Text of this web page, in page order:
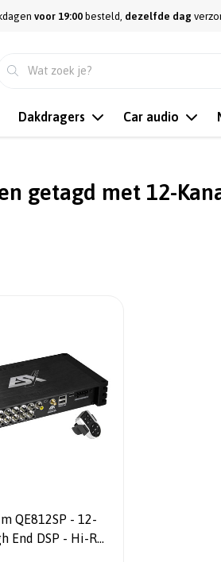
voor 19:00 besteld, dezelfde dag
Dakdragers Car audio
getagd met 12-
QE812SP - 12-
DSP - Hi-RES